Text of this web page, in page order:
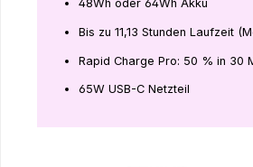
48Wh oder 64Wh Akku
Bis zu 11,13 Stunden Laufzeit
Rapid Charge Pro: 50 % in 30
65W USB-C Netzteil